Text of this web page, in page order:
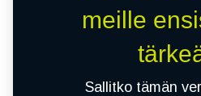
meille
Sallitko tämän